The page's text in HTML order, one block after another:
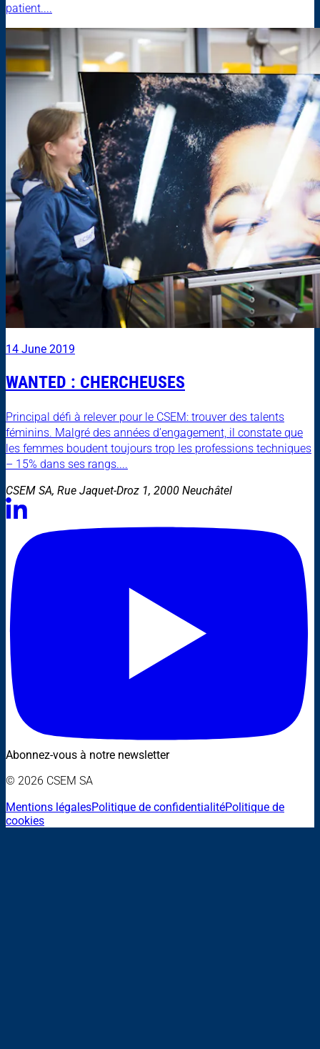
patient....
14 June 2019
WANTED : CHERCHEUSES
Principal défi à relever pour le CSEM: trouver des talents
féminins. Malgré des années d’engagement, il constate que
les femmes boudent toujours trop les professions techniques
– 15% dans ses rangs....
CSEM SA, Rue Jaquet-Droz 1, 2000 Neuchâtel
Abonnez-vous à notre newsletter
© 2026 CSEM SA
Mentions légalesPolitique de confidentialitéPolitique de
cookies